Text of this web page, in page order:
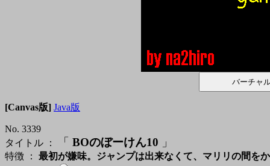
[Canvas版] Java版
No. 3339
タイトル ：
「 BOのぼーけん10 」
特徴 ： 最初が嫌味。ジャンプは出来なくて、マリリの間を